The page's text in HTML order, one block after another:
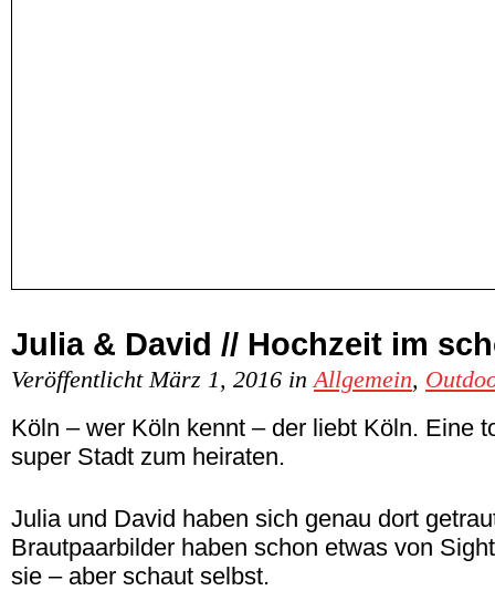
Julia & David // Hochzeit im
Veröffentlicht März 1, 2016 inAllgemein,
Köln – wer Köln kennt – der liebt Köln. Eine
super Stadt zum heiraten.
Julia und David haben sich genau dort
Brautpaarbilder haben schon etwas von
sie – aber schaut selbst.